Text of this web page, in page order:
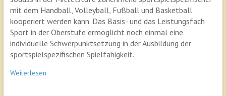
mit dem Handball, Volleyball, Fußball und Basketball
kooperiert werden kann. Das Basis- und das Leistungsfach
Sport in der Oberstufe ermöglicht noch einmal eine
individuelle Schwerpunktsetzung in der Ausbildung der
sportspielspezifischen Spielfähigkeit.
Weiterlesen